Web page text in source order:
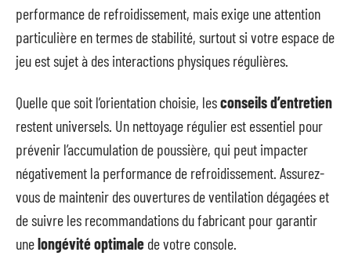
performance de refroidissement, mais exige une attention
particulière en termes de stabilité, surtout si votre espace de
jeu est sujet à des interactions physiques régulières.
Quelle que soit l’orientation choisie, lesconseils d’entretien
restent universels. Un nettoyage régulier est essentiel pour
prévenir l’accumulation de poussière, qui peut impacter
négativement la performance de refroidissement. Assurez-
vous de maintenir des ouvertures de ventilation dégagées et
de suivre les recommandations du fabricant pour garantir
unelongévité optimale de votre console.